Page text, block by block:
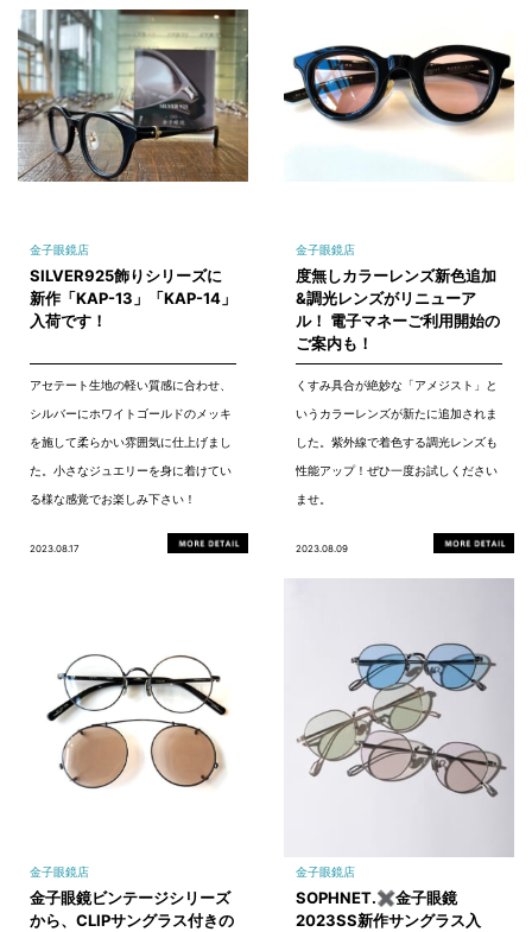
金子眼鏡店
SILVER925飾りシリーズに
新作「KAP-13」「KAP-14」
入荷です！
アセテート生地の軽い質感に合わせ、
シルバーにホワイトゴールドのメッキ
を施して柔らかい雰囲気に仕上げまし
た。小さなジュエリーを身に着けてい
る様な感覚でお楽しみ下さい！
2023.08.17
金子眼鏡店
度無しカラーレンズ新色追加
&調光レンズがリニューア
ル！ 電子マネーご利用開始の
ご案内も！
くすみ具合が絶妙な「アメジスト」と
いうカラーレンズが新たに追加されま
した。紫外線で着色する調光レンズも
性能アップ！ぜひ一度お試しください
ませ。
2023.08.09
金子眼鏡店
金子眼鏡ビンテージシリーズ
から、CLIPサングラス付きの
金子眼鏡店
SOPHNET.✖金子眼鏡
2023SS新作サングラス入